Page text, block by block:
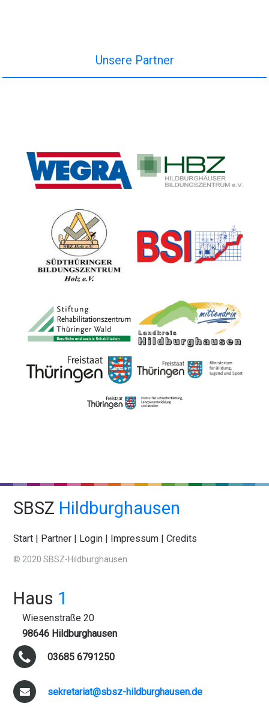
Unsere Partner
SBSZ Hildburghausen
Start | Partner | Login | Impressum |Credits
© 2020 SBSZ-Hildburghausen
Haus 1
Wiesenstraße 20
98646 Hildburghausen
03685 6791250
sekretariat@sbsz-hildburghausen.de